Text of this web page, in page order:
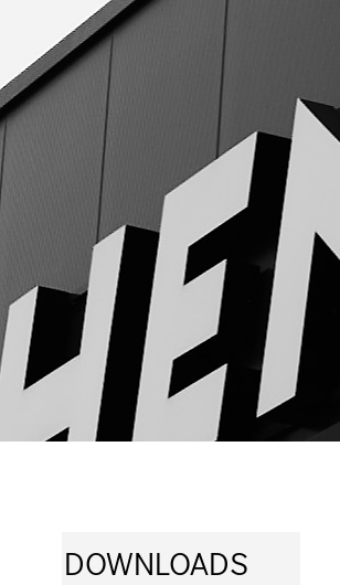
DOWNLOADS